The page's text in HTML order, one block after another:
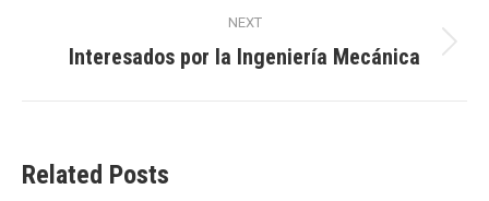
NEXT
Next
Interesados por la Ingeniería Mecánica
Related Posts